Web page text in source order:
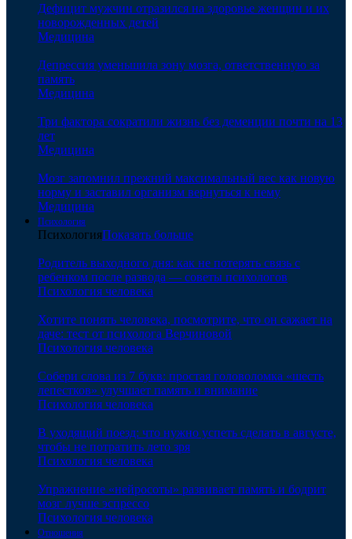
Дефицит мужчин отразился на здоровье женщин и их
новорожденных детей
Медицина
Депрессия уменьшила зону мозга, ответственную за
память
Медицина
Три фактора сократили жизнь без деменции почти на 13
лет
Медицина
Мозг запомнил прежний максимальный вес как новую
норму и заставил организм вернуться к нему
Медицина
Психология
ПсихологияПоказать больше
Родитель выходного дня: как не потерять связь с
ребенком после развода — советы психологов
Психология человека
Хотите понять человека, посмотрите, что он сажает на
даче: тест от психолога Верчиновой
Психология человека
Собери слова из 7 букв: простая головоломка «шесть
лепестков» улучшает память и внимание
Психология человека
В уходящий поезд: что нужно успеть сделать в августе,
чтобы не потратить лето зря
Психология человека
Упражнение «нейросоты» развивает память и бодрит
мозг лучше эспрессо
Психология человека
Отношения